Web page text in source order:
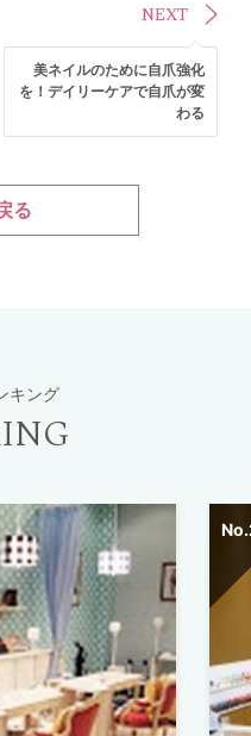
NEXT
美ネイルのために自爪強化
を！デイリーケアで自爪が変
わる
る
キング